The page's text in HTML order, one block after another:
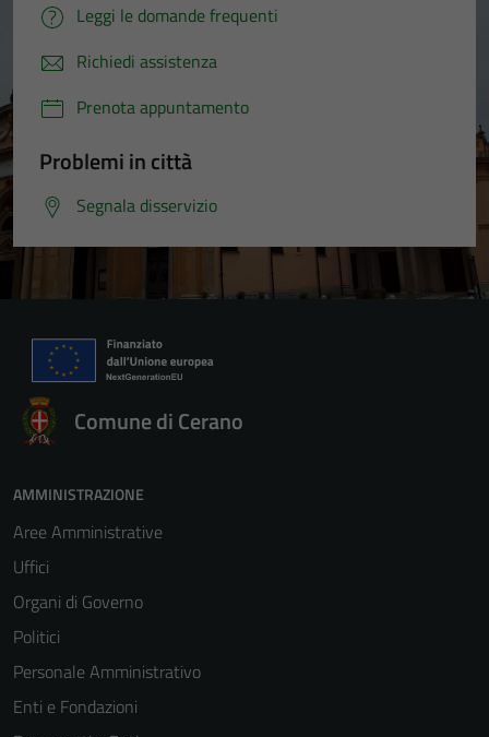
Leggi le domande frequenti
Richiedi assistenza
Prenota appuntamento
Problemi in città
Segnala disservizio
Comune di Cerano
AMMINISTRAZIONE
Aree Amministrative
Uffici
Organi di Governo
Politici
Personale Amministrativo
Enti e Fondazioni